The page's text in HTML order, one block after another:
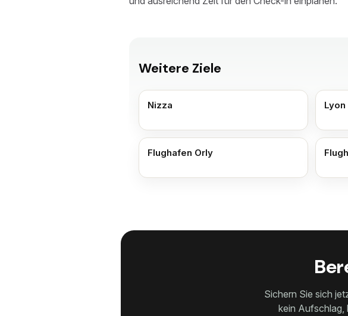
Weitere Ziele
Nizza Lyon
Flughafen Orly
Sichern Sie sich
kein Aufschlag,